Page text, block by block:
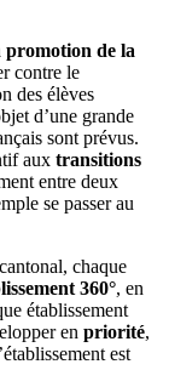
promotion de la
contre le
des élèves
d’une grande
sont prévus.
aux transitions
entre deux
se passer au
chaque
360°, en
établissement
en priorité,
est